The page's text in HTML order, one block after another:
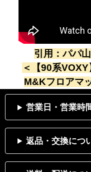
引用：パパ
＜
【90系
M&Kフロアマ
営業日・営業時
返品・交換につ